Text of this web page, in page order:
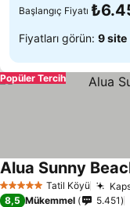
Başlangıç Fiyatı
Fiyatları görün: 9 site
Popüler Tercih
5 Yıldız Tatil Köyü
Alua Sunny
8,5 Mükemmel 5.451